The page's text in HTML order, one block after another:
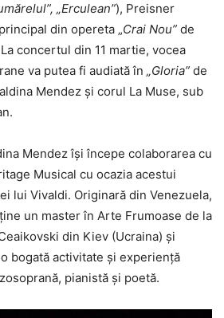
„Erculean”), Preisner
din opereta „Crai Nou” de
concertul din 11 martie, vocea
va putea fi audiată în „Gloria” de
Mendez și corul La Muse, sub
Mendez își începe colaborarea cu
Musical cu ocazia acestui
lui Vivaldi. Originară din Venezuela,
un master în Arte Frumoase de la
din Kiev (Ucraina) și
bogată activitate și experiență
pianistă și poetă.